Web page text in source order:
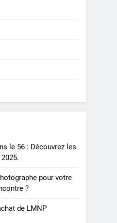
le 56 : Découvrez les
pour votre
?
de LMNP